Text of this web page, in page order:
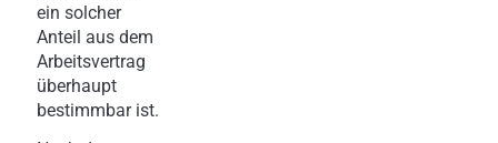
ein solcher
Anteil aus dem
Arbeitsvertrag
überhaupt
bestimmbar ist.